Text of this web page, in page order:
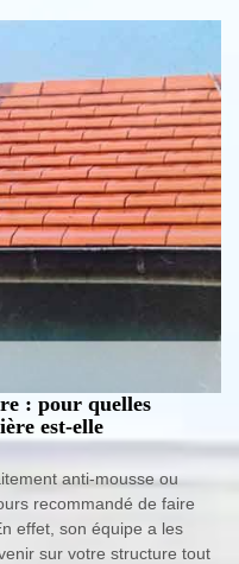
: pour quelles
est-elle
anti-mousse ou
recommandé de faire
effet, son équipe a les
sur votre structure tout